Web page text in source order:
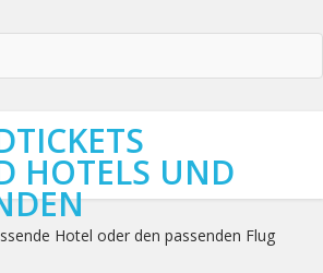
HOTELS UND
Hotel oder den passenden Flug